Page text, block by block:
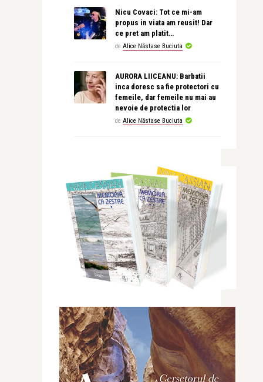
Nicu Covaci: Tot ce mi-am
propus in viata am reusit! Dar
ce pret am platit…
de Alice Năstase Buciuta
AURORA LIICEANU: Barbatii
inca doresc sa fie protectori cu
femeile, dar femeile nu mai au
nevoie de protectia lor
de Alice Năstase Buciuta